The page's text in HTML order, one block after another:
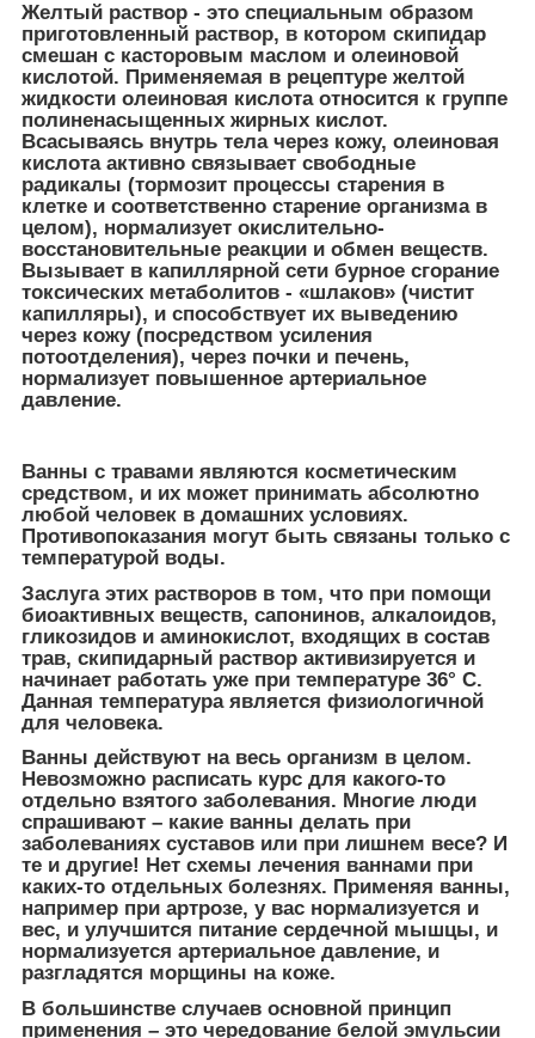
Желтый раствор - это специальным образом
приготовленный раствор, в котором скипидар
смешан с касторовым маслом и олеиновой
кислотой. Применяемая в рецептуре желтой
жидкости олеиновая кислота относится к группе
полиненасыщенных жирных кислот.
Всасываясь внутрь тела через кожу, олеиновая
кислота активно связывает свободные
радикалы (тормозит процессы старения в
клетке и соответственно старение организма в
целом), нормализует окислительно-
восстановительные реакции и обмен веществ.
Вызывает в капиллярной сети бурное сгорание
токсических метаболитов - «шлаков» (чистит
капилляры), и способствует их выведению
через кожу (посредством усиления
потоотделения), через почки и печень,
нормализует повышенное артериальное
давление.
Ванны с травами являются косметическим
средством, и их может принимать абсолютно
любой человек в домашних условиях.
Противопоказания могут быть связаны только с
температурой воды.
Заслуга этих растворов в том, что при помощи
биоактивных веществ, сапонинов, алкалоидов,
гликозидов и аминокислот, входящих в состав
трав, скипидарный раствор активизируется и
начинает работать уже при температуре 36° С.
Данная температура является физиологичной
для человека.
Ванны действуют на весь организм в целом.
Невозможно расписать курс для какого-то
отдельно взятого заболевания. Многие люди
спрашивают – какие ванны делать при
заболеваниях суставов или при лишнем весе? И
те и другие! Нет схемы лечения ваннами при
каких-то отдельных болезнях. Применяя ванны,
например при артрозе, у вас нормализуется и
вес, и улучшится питание сердечной мышцы, и
нормализуется артериальное давление, и
разгладятся морщины на коже.
В большинстве случаев основной принцип
применения – это чередование белой эмульсии